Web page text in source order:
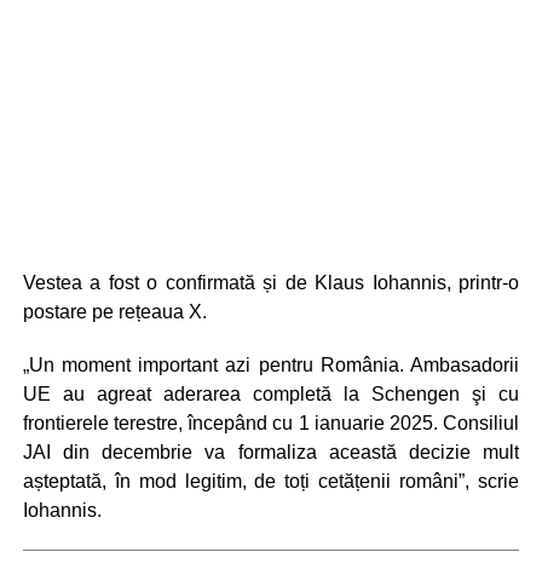
Vestea a fost o confirmată și de Klaus Iohannis, printr-o
postare pe rețeaua X.
„Un moment important azi pentru România. Ambasadorii
UE au agreat aderarea completă la Schengen şi cu
frontierele terestre, începând cu 1 ianuarie 2025. Consiliul
JAI din decembrie va formaliza această decizie mult
așteptată, în mod legitim, de toți cetățenii români”, scrie
Iohannis.